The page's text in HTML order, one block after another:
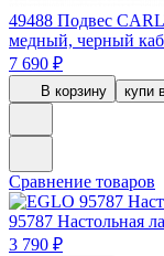
49488 Подвес
медный, черный
7 690 ₽
В корзину купи
Сравнение товаров
95787 Настольная
3 790 ₽